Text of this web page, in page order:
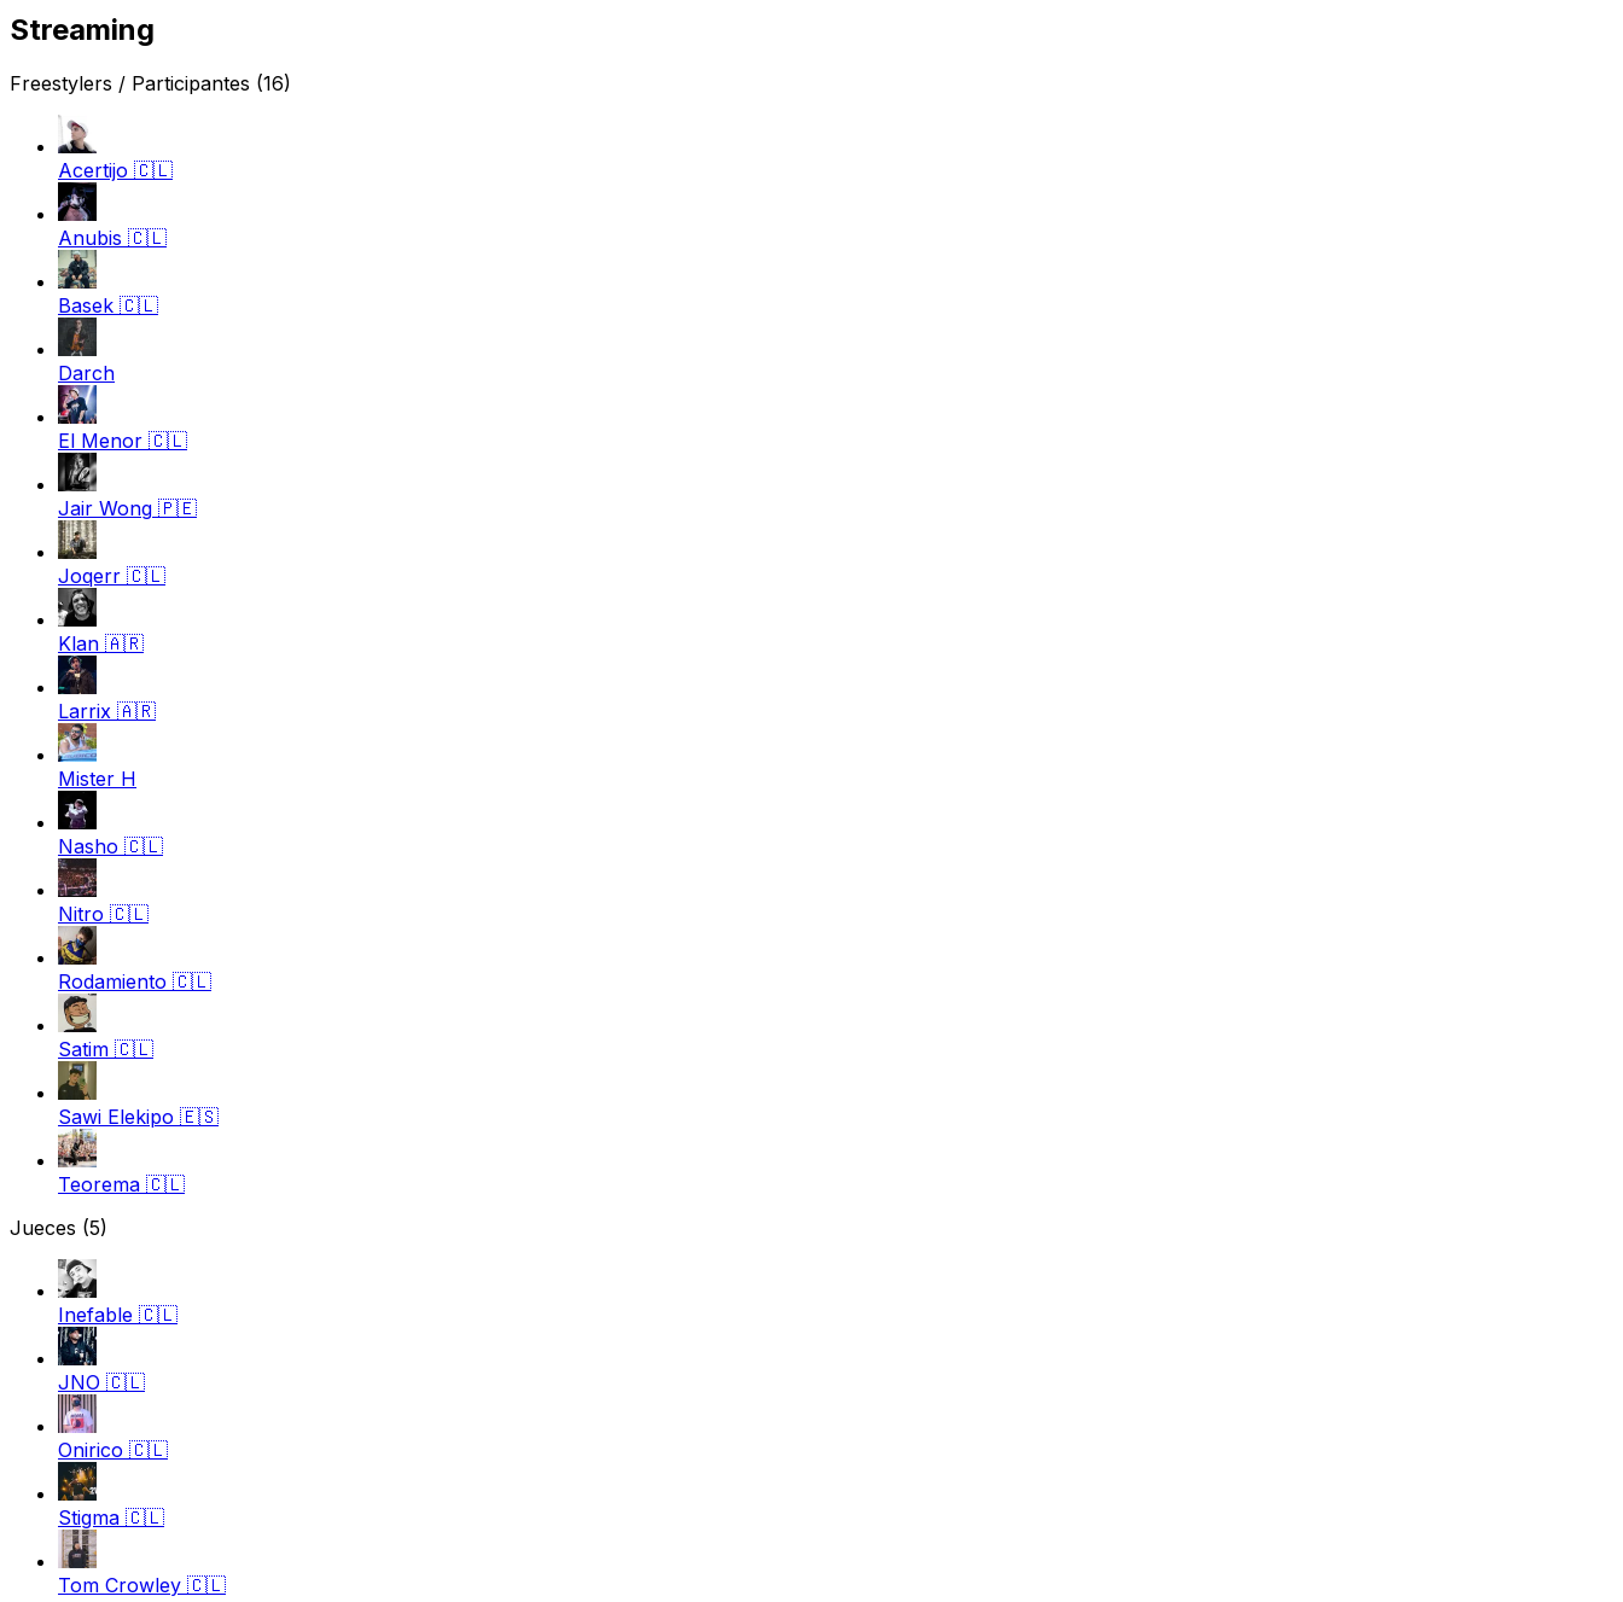
Streaming
Freestylers / Participantes (16)
Acertijo 🇨🇱
Anubis 🇨🇱
Basek 🇨🇱
Darch
El Menor 🇨🇱
Jair Wong 🇵🇪
Joqerr 🇨🇱
Klan 🇦🇷
Larrix 🇦🇷
Mister H
Nasho 🇨🇱
Nitro 🇨🇱
Rodamiento 🇨🇱
Satim 🇨🇱
Sawi Elekipo 🇪🇸
Teorema 🇨🇱
Jueces (5)
Inefable 🇨🇱
JNO 🇨🇱
Onirico 🇨🇱
Stigma 🇨🇱
Tom Crowley 🇨🇱